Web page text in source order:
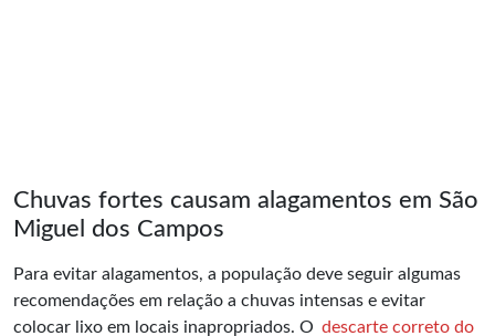
Chuvas fortes causam alagamentos em São
Miguel dos Campos
Para evitar alagamentos, a população deve seguir algumas
recomendações em relação a chuvas intensas e evitar
colocar lixo em locais inapropriados. O descarte correto do